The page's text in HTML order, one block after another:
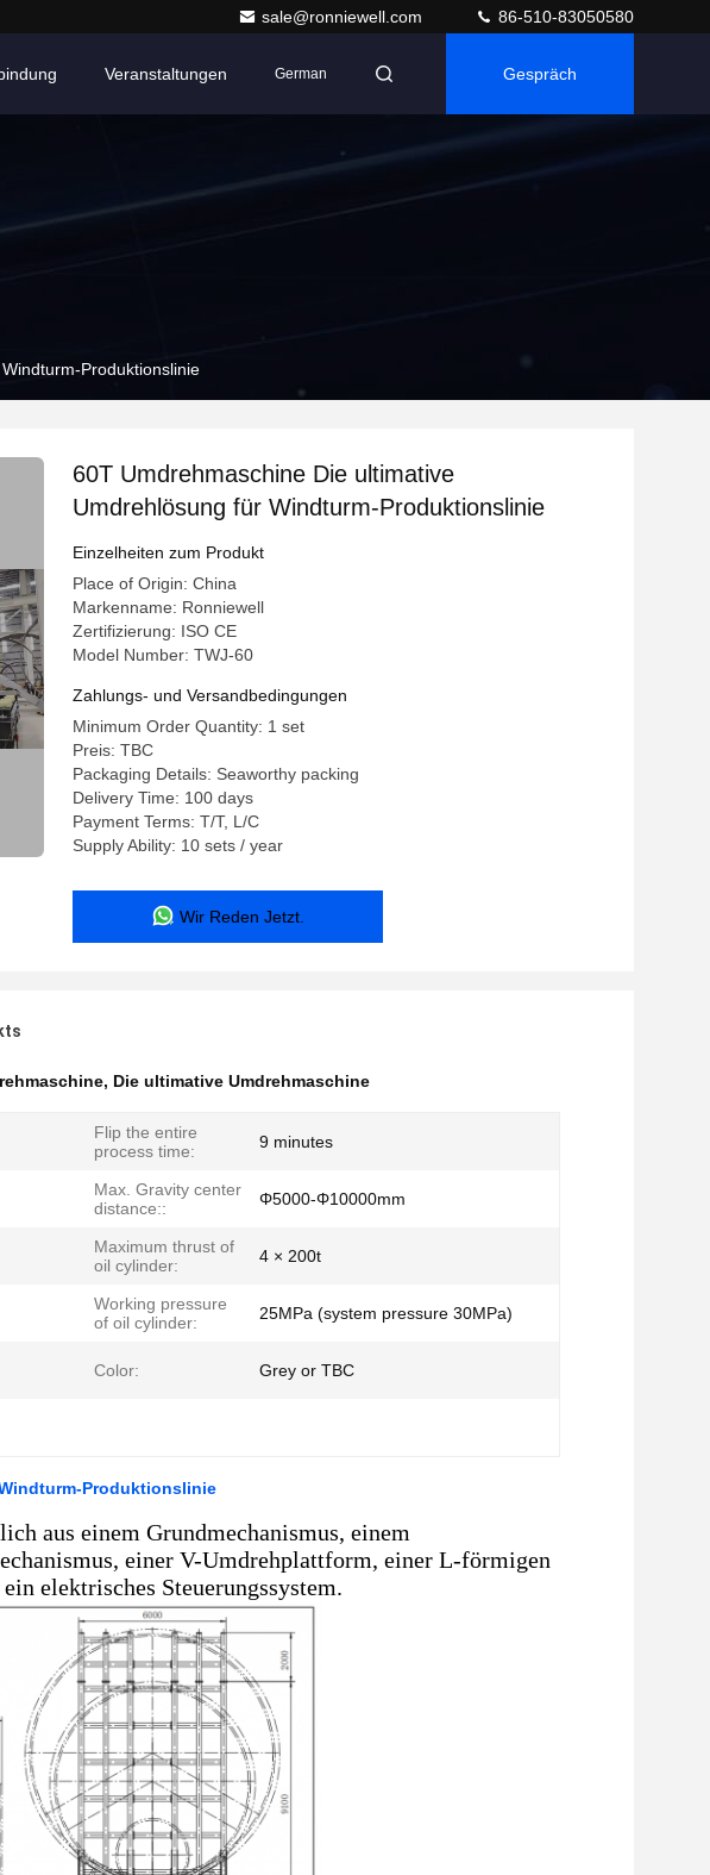
sale@ronniewell.com 86-510-83050580
Veranstaltungen German Gespräch
Produktionslinie
60T Umdrehmaschine Die ultimative
Umdrehlösung für Windturm-Produktionslinie
Einzelheiten zum Produkt
Place of Origin: China
Markenname: Ronniewell
Zertifizierung: ISO CE
Model Number: TWJ-60
Zahlungs- und Versandbedingungen
Minimum Order Quantity: 1 set
Preis: TBC
Packaging Details: Seaworthy packing
Delivery Time: 100 days
Payment Terms: T/T, L/C
Supply Ability: 10 sets / year
Wir Reden Jetzt.
, Die ultimative Umdrehmaschine
Flip the entire
process time:
9 minutes
Max. Gravity center
distance::
Φ5000-Φ10000mm
Maximum thrust of
oil cylinder:
4 × 200t
Working pressure
of oil cylinder:
25MPa (system pressure 30MPa)
Color: Grey or TBC
Produktionslinie
aus einem Grundmechanismus, einem
einer V-Umdrehplattform, einer L-förmigen
elektrisches Steuerungssystem.